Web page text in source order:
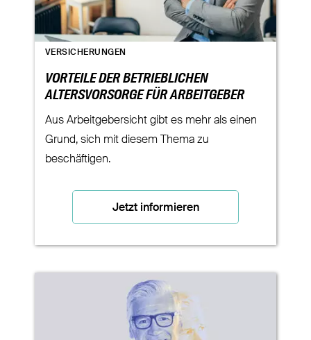
VERSICHERUNGEN
VORTEILE DER BETRIEBLICHEN
ALTERSVORSORGE FÜR ARBEITGEBER
Aus Arbeitgebersicht gibt es mehr als einen
Grund, sich mit diesem Thema zu
beschäftigen.
Jetzt informieren